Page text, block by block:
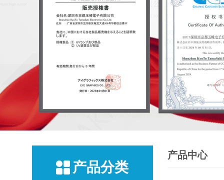
产品分类
产品中心